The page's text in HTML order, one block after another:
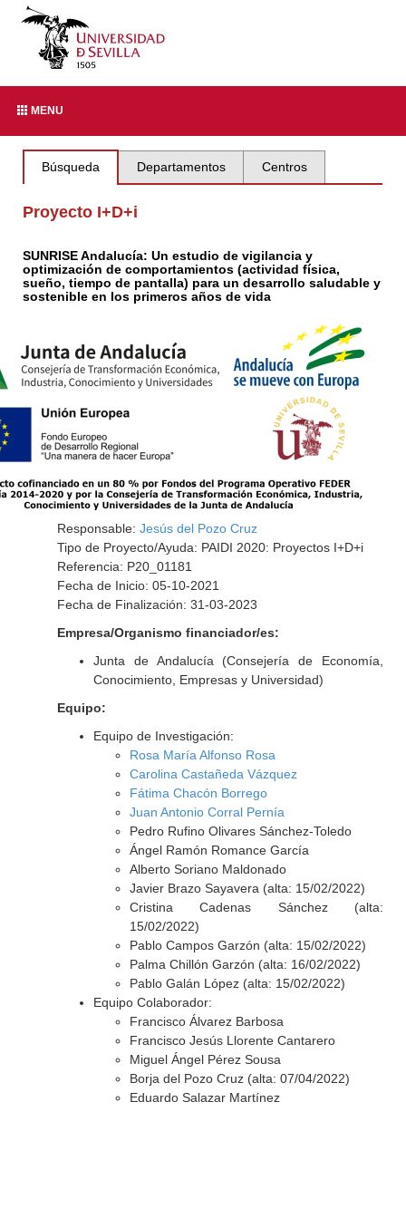
MENU
Búsqueda Departamentos Centros
Proyecto I+D+i
SUNRISE Andalucía: Un estudio de vigilancia y
optimización de comportamientos (actividad física,
sueño, tiempo de pantalla) para un desarrollo saludable y
sostenible en los primeros años de vida
Responsable: Jesús del Pozo Cruz
Tipo de Proyecto/Ayuda: PAIDI 2020: Proyectos I+D+i
Referencia: P20_01181
Fecha de Inicio: 05-10-2021
Fecha de Finalización: 31-03-2023
Empresa/Organismo financiador/es:
Junta de Andalucía (Consejería de Economía,
Conocimiento, Empresas y Universidad)
Equipo:
Equipo de Investigación:
Rosa María Alfonso Rosa
Carolina Castañeda Vázquez
Fátima Chacón Borrego
Juan Antonio Corral Pernía
Pedro Rufino Olivares Sánchez-Toledo
Ángel Ramón Romance García
Alberto Soriano Maldonado
Javier Brazo Sayavera (alta: 15/02/2022)
Cristina Cadenas Sánchez (alta:
15/02/2022)
Pablo Campos Garzón (alta: 15/02/2022)
Palma Chillón Garzón (alta: 16/02/2022)
Pablo Galán López (alta: 15/02/2022)
Equipo Colaborador:
Francisco Álvarez Barbosa
Francisco Jesús Llorente Cantarero
Miguel Ángel Pérez Sousa
Borja del Pozo Cruz (alta: 07/04/2022)
Eduardo Salazar Martínez